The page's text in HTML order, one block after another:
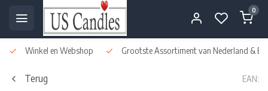
0
Winkel en Webshop Grootste Assortiment van Nederland &
Terug EAN: